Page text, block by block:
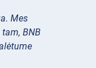
Mes
BNB